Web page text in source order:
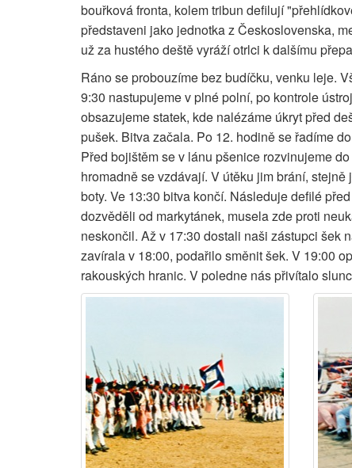
bouřková fronta, kolem tribun defilují
představeni jako jednotka z Československa,
už za hustého deště vyráží otrlci k dalšímu
Ráno se probouzíme bez budíčku, venku leje.
9:30 nastupujeme v plné polní, po kontrole
obsazujeme statek, kde nalézáme úkryt před
pušek. Bitva začala. Po 12. hodině se řadíme
Před bojištěm se v lánu pšenice rozvinujeme
hromadně se vzdávají. V útěku jim brání,
boty. Ve 13:30 bitva končí. Následuje defilé
dozvěděli od markytánek, musela zde proti
neskončil. Až v 17:30 dostali naši zástupci šek
zavírala v 18:00, podařilo směnit šek. V 19:00
rakouských hranic. V poledne nás přivítalo